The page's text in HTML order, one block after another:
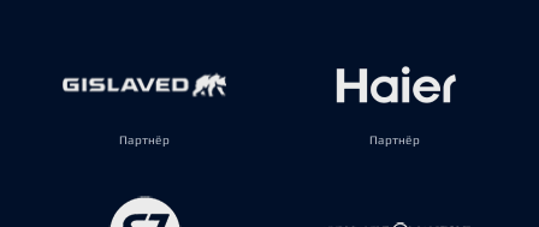
Партнёр Партнёр